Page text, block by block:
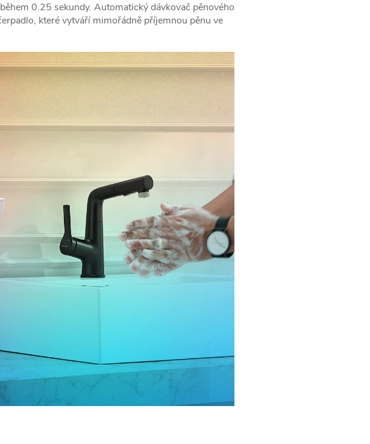
0.25 sekundy. Automatický dávkovač pěnového
které vytváří mimořádně příjemnou pěnu ve